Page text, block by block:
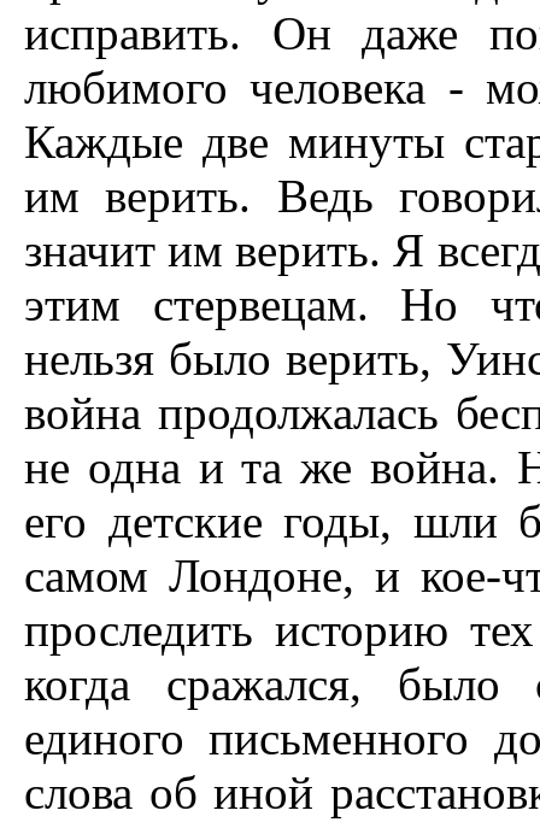
исправить. Он даже
любимого человека -
Каждые две минуты
им верить. Ведь
значит им верить. Я
этим стервецам. Но
нельзя было верить,
война продолжалась
не одна и та же война.
его детские годы, шли
самом Лондоне, и кое-
проследить историю
когда сражался, было
единого письменного
слова об иной